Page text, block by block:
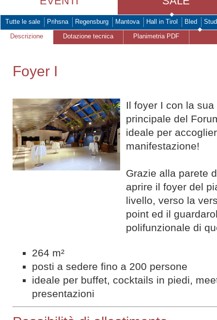
Tutte le sale Prihsna Regensburg Mantova Hall in Tirol Bled
Descrizione
Dotazione tecnica Planimetria PDF
Foyer I
Il foyer I con la
principale del
ideale per
manifestazione!
Grazie alla parete
aprire il foyer del
livello, verso la
point ed il
polifunzionale di
264 m²
posti a sedere fino a 200 persone
ideale per buffet, cocktails in piedi,
presentazioni